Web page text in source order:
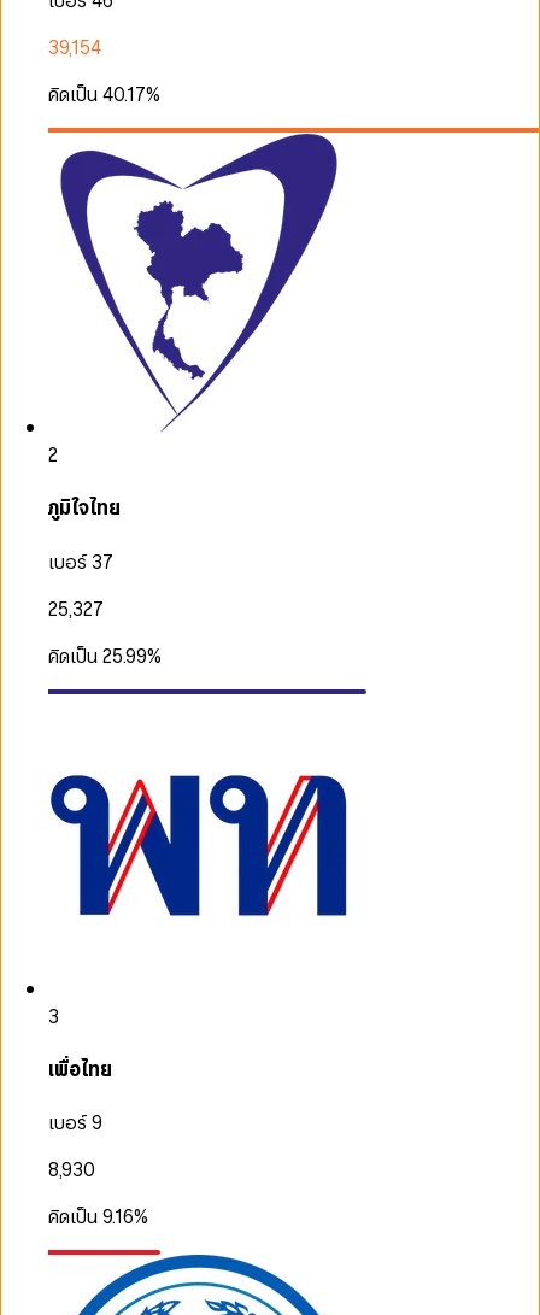
39,154
คิดเป็น40.17%
2
ภูมิใจไทย
เบอร์ 37
25,327
คิดเป็น25.99%
3
เพื่อไทย
เบอร์ 9
8,930
คิดเป็น9.16%